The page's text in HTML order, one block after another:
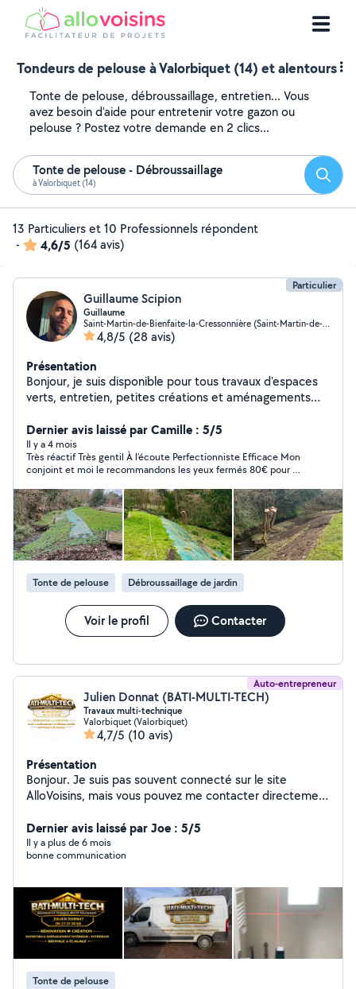
Tondeurs de pelouse à Valorbiquet (14) et alentours
Tonte de pelouse, débroussaillage, entretien... Vous
avez besoin d'aide pour entretenir votre gazon ou
pelouse ? Postez votre demande en 2 clics...
Tonte de pelouse - Débroussaillage
à Valorbiquet (14)
13 Particuliers et 10 Professionnels répondent
-
4,6/5 (164 avis)
Particulier
Guillaume Scipion
Guillaume
Saint-Martin-de-Bienfaite-la-Cressonnière (Saint-Martin-de-Bienfaite-la-Cressonnière)
4,8/5 (28 avis)
Présentation
Bonjour, je suis disponible pour tous travaux d'espaces
verts, entretien, petites créations et aménagements
reste à votre disposition pour tous renseignements.
Dernier avis laissé par Camille : 5/5
Il y a 4 mois
Très réactif Très gentil À l’écoute Perfectionniste Efficace Mon
conjoint et moi le recommandons les yeux fermés 80€ pour 3
Tonte de pelouse Débroussaillage de jardin
Voir le profil Contacter
Auto-entrepreneur
Julien Donnat (BATI-MULTI-TECH)
Travaux multi-technique
Valorbiquet (Valorbiquet)
4,7/5 (10 avis)
Présentation
Bonjour. Je suis pas souvent connecté sur le site
AlloVoisins, mais vous pouvez me contacter directement
trente-huit / soixante-huit Je suis un professionnel du
bâtiment. Je vous propose un grand nombre de services
que je réalise avec passion, minutie et
ENTRETIEN & AMÉNAGEMENT INTÉRIEUR/EXTÉRIEUR -
BROYAGE & ÉLAGAGE ~ Devis gratuit
Dernier avis laissé par Joe : 5/5
Il y a plus de 6 mois
bonne communication
Tonte de pelouse